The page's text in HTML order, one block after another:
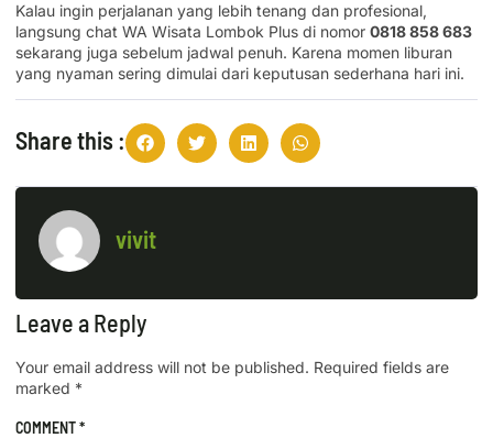
Kalau ingin perjalanan yang lebih tenang dan profesional,
langsung chat WA Wisata Lombok Plus di nomor 0818 858 683
sekarang juga sebelum jadwal penuh. Karena momen liburan
yang nyaman sering dimulai dari keputusan sederhana hari ini.
Share this :
vivit
Leave a Reply
Your email address will not be published. Required fields are
marked *
COMMENT*